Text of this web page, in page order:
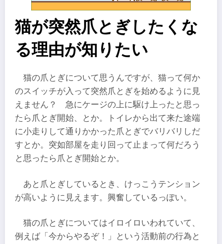
猫が突然爪とぎしたくな
る理由が知りたい
猫の爪とぎについて思うんですが、猫って何か
のスイッチが入って突然爪とぎを始めるように見
えません？ 急にケージの上に駆け上ったと思っ
たら爪とぎ開始、とか。トイレから出て来た途端
に小走りして通りかかった爪とぎでバリバリしだ
すとか。突如部屋を走り回って止まって何だろう
と思ったら爪とぎ開始とか。
あと爪とぎしているとき、けっこうテンション
が高いように見えます。興奮しているっぽい。
猫の爪とぎについてはイロイロいわれていて、
例えば「今からやるぞ！」という活動前の行為と